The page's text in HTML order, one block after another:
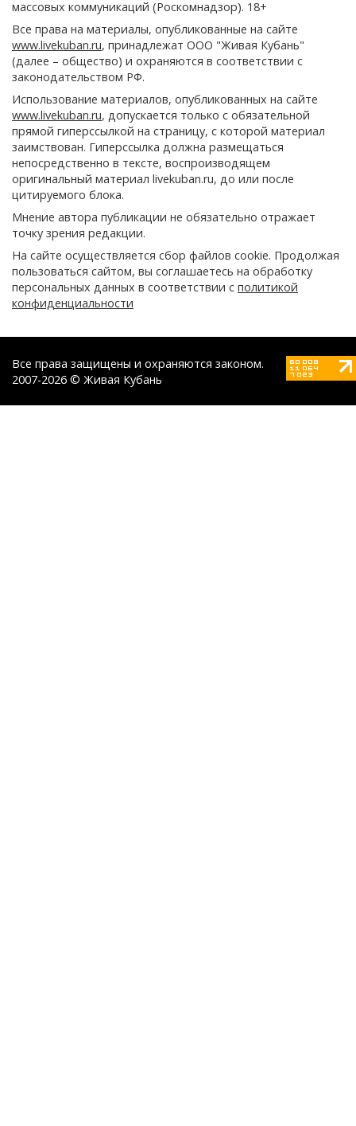
массовых коммуникаций (Роскомнадзор). 18+
Все права на материалы, опубликованные на сайте
www.livekuban.ru, принадлежат ООО "Живая Кубань"
(далее – общество) и охраняются в соответствии с
законодательством РФ.
Использование материалов, опубликованных на сайте
www.livekuban.ru, допускается только с обязательной
прямой гиперссылкой на страницу, с которой материал
заимствован. Гиперссылка должна размещаться
непосредственно в тексте, воспроизводящем
оригинальный материал livekuban.ru, до или после
цитируемого блока.
Мнение автора публикации не обязательно отражает
точку зрения редакции.
На сайте осуществляется сбор файлов cookie. Продолжая
пользоваться сайтом, вы соглашаетесь на обработку
персональных данных в соответствии с политикой
конфиденциальности
Все права защищены и охраняются законом.
2007-2026 © Живая Кубань